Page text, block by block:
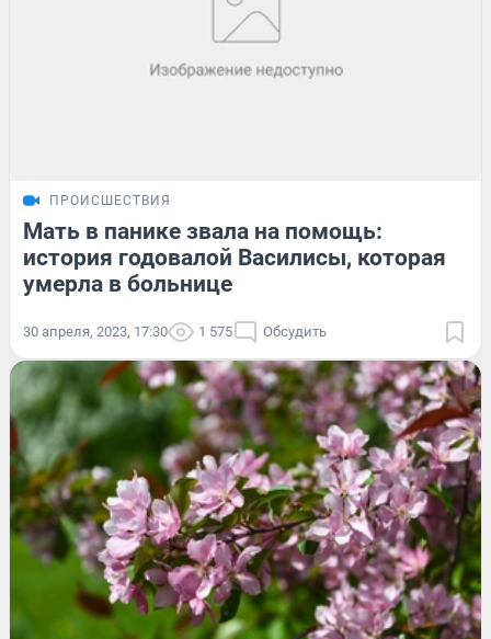
ПРОИСШЕСТВИЯ
Мать в панике звала на помощь:
история годовалой Василисы, которая
умерла в больнице
30 апреля, 2023, 17:30 1 575 Обсудить